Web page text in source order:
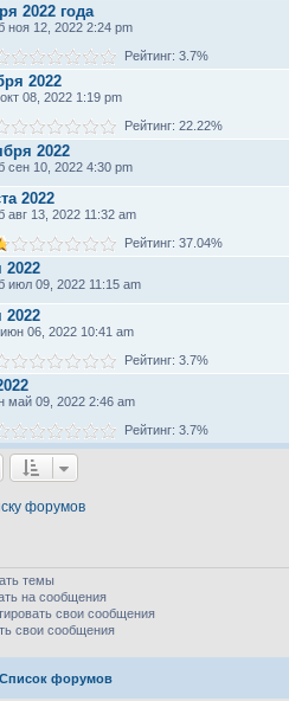
2022 года
ноя 12, 2022 2:24 pm
Рейтинг: 3.7%
2022
08, 2022 1:19 pm
Рейтинг: 22.22%
2022
сен 10, 2022 4:30 pm
2022
авг 13, 2022 11:32 am
Рейтинг: 37.04%
2022
июл 09, 2022 11:15 am
2022
06, 2022 10:41 am
Рейтинг: 3.7%
май 09, 2022 2:46 am
Рейтинг: 3.7%
форумов
темы
на сообщения
свои сообщения
свои сообщения
Список форумов